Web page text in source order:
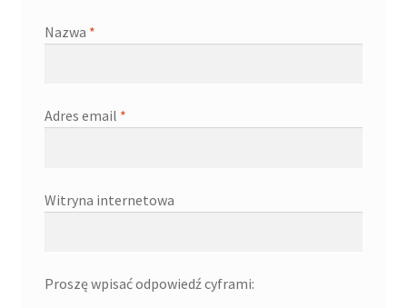
Nazwa *
Adres email *
Witryna internetowa
Proszę wpisać odpowiedź cyframi: